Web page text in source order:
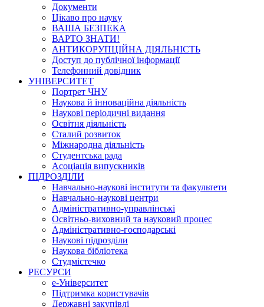
Документи
Цікаво про науку
ВАША БЕЗПЕКА
ВАРТО ЗНАТИ!
АНТИКОРУПЦІЙНА ДІЯЛЬНІСТЬ
Доступ до публічної інформації
Телефонний довідник
УНІВЕРСИТЕТ
Портрет ЧНУ
Наукова й інноваційна діяльність
Наукові періодичні видання
Освітня діяльність
Сталий розвиток
Міжнародна діяльність
Студентська рада
Асоціація випускників
ПІДРОЗДІЛИ
Навчально-наукові інститути та факультети
Навчально-наукові центри
Адміністративно-управлінські
Освітньо-виховний та науковий процес
Адміністративно-господарські
Наукові підрозділи
Наукова бібліотека
Студмістечко
РЕСУРСИ
е-Університет
Підтримка користувачів
Державні закупівлі